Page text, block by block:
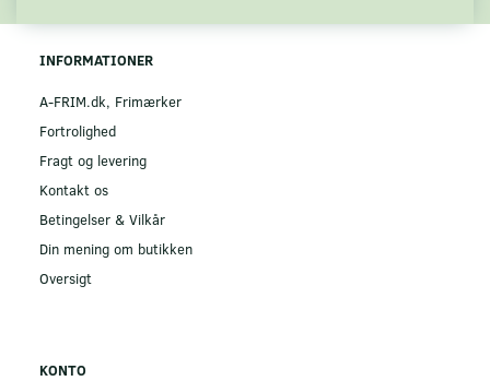
INFORMATIONER
A-FRIM.dk, Frimærker
Fortrolighed
Fragt og levering
Kontakt os
Betingelser & Vilkår
Din mening om butikken
Oversigt
KONTO